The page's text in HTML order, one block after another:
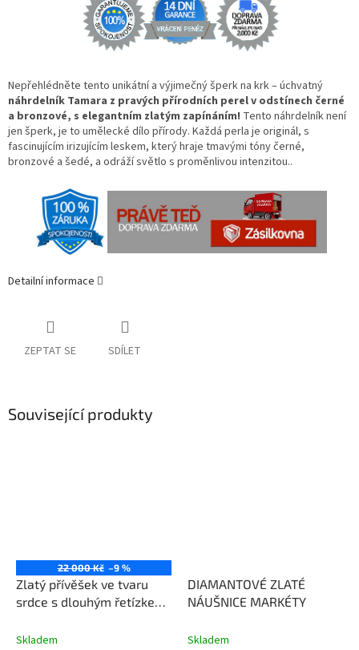
Nepřehlédněte tento unikátní a výjimečný šperk na krk – úchvatný
náhrdelník Tamara z pravých přírodních perel v odstínech černé
a bronzové, s elegantním zlatým zapínáním! Tento náhrdelník není
jen šperk, je to umělecké dílo přírody. Každá perla je originál, s
fascinujícím irizujícím leskem, který hraje tmavými tóny černé,
bronzové a šedé, a odráží světlo s proměnlivou intenzitou..
Detailní informace
ZEPTAT SE SDÍLET
Související produkty
22 000 Kč –9 %
Zlatý přívěšek ve tvaru
srdce s dlouhým řetízkem
Skladem
DIAMANTOVÉ ZLATÉ
NÁUŠNICE MARKÉTY
Skladem